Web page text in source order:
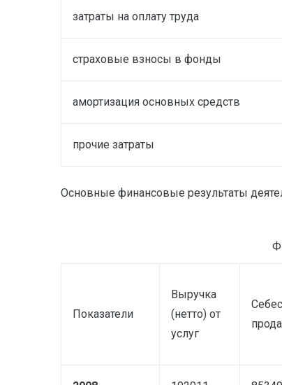
затраты на оплату труда
страховые взносы в фонды
амортизация основных средств
прочие затраты
Основные финансовые результаты
Показатели
Выручка
(нетто) от
услуг